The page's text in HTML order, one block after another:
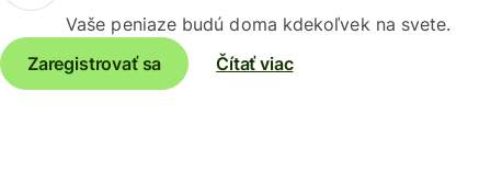
Vaše peniaze budú doma kdekoľvek na svete.
Zaregistrovať sa
Čítať viac